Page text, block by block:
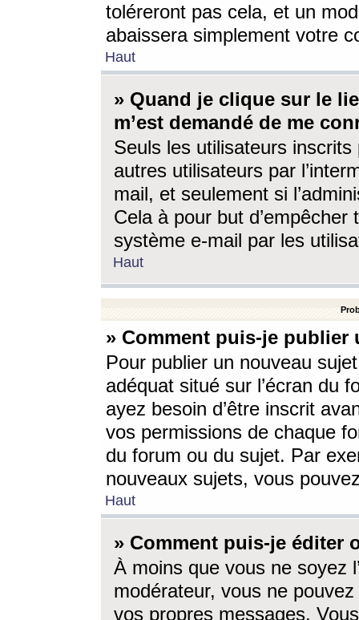
toléreront pas cela, et un
abaissera simplement votre
Haut
» Quand je clique sur le
m’est demandé de me
Seuls les utilisateurs
autres utilisateurs par
mail, et seulement si
Cela à pour but
système e-mail par les
Haut
» Comment puis-je
Pour publier un nouveau
adéquat situé sur l’écran du
ayez besoin d’être inscrit
vos permissions de chaque
du forum ou du sujet. Par
nouveaux sujets, vous
Haut
» Comment puis-je éditer
À moins que vous ne soyez
modérateur, vous ne
vos propres messages.